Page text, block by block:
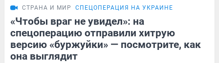
СТРАНА И МИР СПЕЦОПЕРАЦИЯ НА УКРАИНЕ
«Чтобы враг не увидел»: на
спецоперацию отправили хитрую
версию «буржуйки» — посмотрите, как
она выглядит